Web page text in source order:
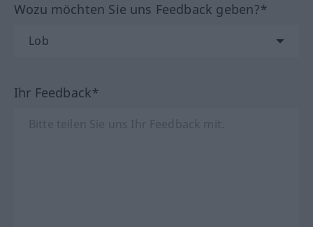
Wozu möchten Sie uns Feedback geben?*
Ihr Feedback*